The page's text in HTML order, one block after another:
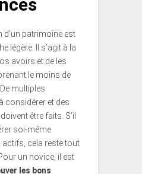
patrimoine est
légère. Il s’agit à la
avoirs et de les
le moins de
multiples
considérer et des
être faits. S’il
soi-même
actifs, cela reste tout
un novice, il est
les bons